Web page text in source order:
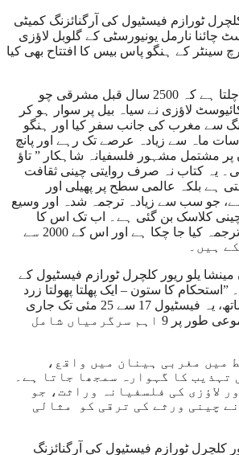
ٹورازم فیسٹیول کی آرگنائزنگ کمیٹی
نارمل یونیورسٹی کے گلوبل لاؤزی
کے ہنگو پاس بیس کا افتتاح بھی کیا
تاریخی ریکارڈ سے پتہ چلتا ہے کہ 2500 سال قبل مشرقی چو
سالہ آرکائیوسٹ لاؤزی نے سیاہ بیل پر سوار ہو کر
سے مغرب کی جانب سفر کیا اور ہنگو
ماہ سے زیادہ عرصے تک رہے اور پانچ
پر مشتمل مشہور فلسفیانہ شاہکار ” تاؤ
یہ کتاب نہ صرف روایتی چینی ثقافت
ہے بلکہ عالمی سطح پر پھیلی اور
جو سب سے زیادہ ترجمہ شدہ اور وسیع
چینی کلاسک بن گئی ہے۔ اب تک اس کا
تقریبا 100 زبانوں میں ترجمہ کیا جا چکا ہے اور اس کے 2000 سے
ہیں۔
ویں سا ن مینشا یلو ریور کلچرل ٹورازم فیسٹیول کے
کا ستون – ایک پھلتا پھولتا زرد
دریا” کے موضوع کے ساتھ، یہ فیسٹیول 17 سے 25 مئی تک جاری
رہے گا، جس میں مجموعی طور پر 9 اہم سرگرمیاں شامل
میں مغربی ہینان میں واقع،
تہذیب کا گہوارہ سمجھا جاتا ہے۔
لاؤزی کی فلسفیانہ وراثت، جو
چینی ورثے کی ترقی کو مثالی
کلچرل ٹورازم فیسٹیول کی آرگنائزنگ